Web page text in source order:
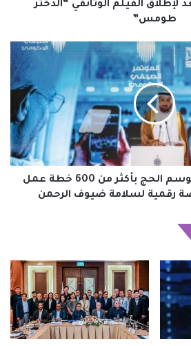
لإطلاق الفيلم الوثائقي “الدختر
طومس”
السعودية تتأهب لموسم الحج بأكثر من 600 خطة عمل